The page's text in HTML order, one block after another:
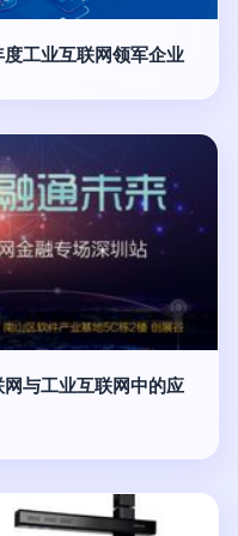
工业互联网领军企业
与工业互联网中的应